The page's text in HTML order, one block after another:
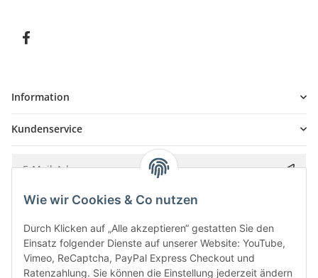
Information
Kundenservice
Bitte senden Sie mir entsprechend IhrerDatenschutzerklärung
Wie wir Cookies & Co nutzen
Durch Klicken auf „Alle akzeptieren“ gestatten Sie den
Einsatz folgender Dienste auf unserer Website: YouTube,
Vimeo, ReCaptcha, PayPal Express Checkout und
Ratenzahlung. Sie können die Einstellung jederzeit ändern